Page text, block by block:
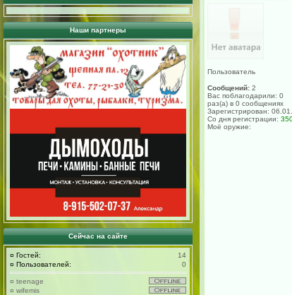
Наши партнеры
Сейчас на сайте
¤ Гостей:
14
¤ Пользователей: 0
¤ teenage
¤ wifemis
Пользователь
Сообщений: 2
Вас поблагодарили: 0
раз(а) в 0 сообщениях
Зарегистрирован:
Со дня регистрации:
Моё оружие: